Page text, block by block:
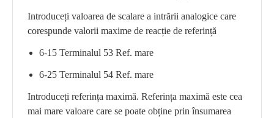
Introduceți valoarea de scalare a intrării analogice care
corespunde valorii maxime de reacție de referință
6-15 Terminalul 53 Ref. mare
6-25 Terminalul 54 Ref. mare
Introduceți referința maximă. Referința maximă este cea
mai mare valoare care se poate obține prin însumarea